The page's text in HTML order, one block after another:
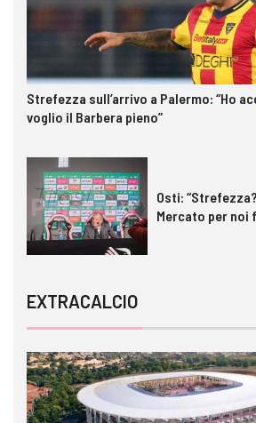
Strefezza sull’arrivo a Palermo: “Ho
voglio il Barbera pieno”
Osti:
Mercato per noi
EXTRACALCIO